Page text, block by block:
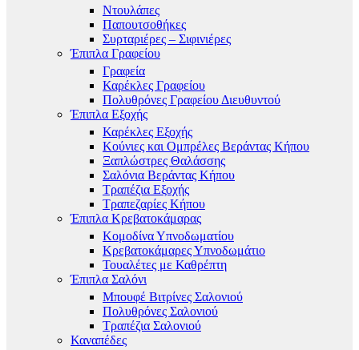
Ντουλάπες
Παπουτσοθήκες
Συρταριέρες – Σιφινιέρες
Έπιπλα Γραφείου
Γραφεία
Καρέκλες Γραφείου
Πολυθρόνες Γραφείου Διευθυντού
Έπιπλα Εξοχής
Καρέκλες Εξοχής
Κούνιες και Ομπρέλες Βεράντας Κήπου
Ξαπλώστρες Θαλάσσης
Σαλόνια Βεράντας Κήπου
Τραπέζια Εξοχής
Τραπεζαρίες Κήπου
Έπιπλα Κρεβατοκάμαρας
Κομοδίνα Υπνοδωματίου
Κρεβατοκάμαρες Υπνοδωμάτιο
Τουαλέτες με Καθρέπτη
Έπιπλα Σαλόνι
Μπουφέ Βιτρίνες Σαλονιού
Πολυθρόνες Σαλονιού
Τραπέζια Σαλονιού
Καναπέδες